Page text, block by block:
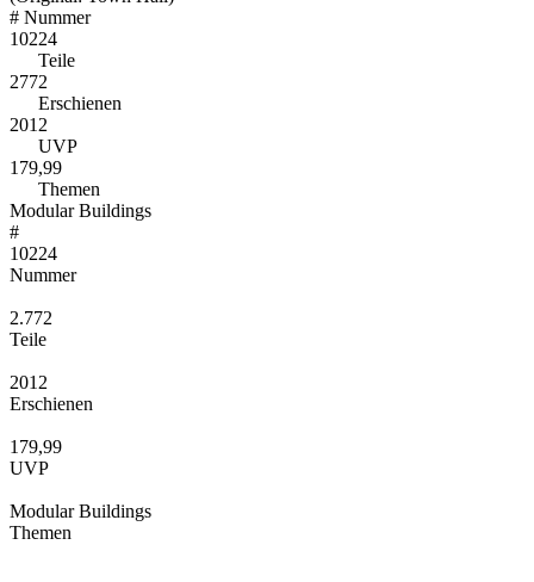
# Nummer
10224
Teile
2772
Erschienen
2012
UVP
179,99
Themen
Modular Buildings
#
10224
Nummer
2.772
Teile
2012
Erschienen
179,99
UVP
Modular Buildings
Themen